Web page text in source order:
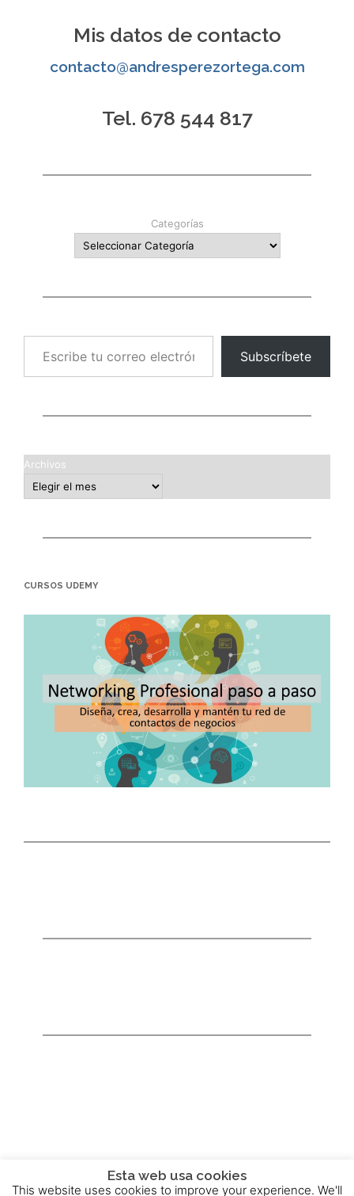
Mis datos de contacto
contacto@andresperezortega.com
Tel. 678 544 817
Categorías
Escribe tu correo electrónico…
Subscríbete
Archivos
CURSOS UDEMY
Esta web usa cookies
This website uses cookies to improve your experience. We'll